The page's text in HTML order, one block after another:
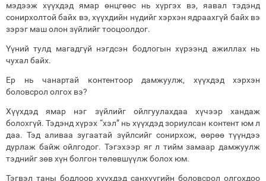
мэдээж хүүхдэд ямар өнцгөөс нь хүргэх вэ, яавал тэдэнд
сонирхолтой байх вэ, хүүхдийн нүдийг хэрхэн ядраахгүй байх вэ
зэрэг маш олон зүйлийг тооцоолдог.
Үүний тулд магадгүй нэгдсэн бодлогын хүрээнд ажиллах нь
чухал байх.
Ер нь чанартай контентоор дамжуулж, хүүхдэд хэрхэн
боловсрол олгох вэ?
Хүүхдэд ямар нэг зүйлийг ойлгуулахдаа хүчээр хандаж
болохгүй. Тэдэнд хүрэх “хэл” нь хүүхдэд зориулсан контент юм л
даа. Тэд аливаа зугаатай зүйлсийг сонирхож, өөрөө түүндээ
дурлаж байж ойлгодог. Тэгэхээр яг л тийм замаар дамжуулж
тэднийг зөв хүн болгон төлөвшүүлж болох юм.
Тэгвэл таны бодлоор хүүхдэд санхүүгийн боловсрол олгохдоо